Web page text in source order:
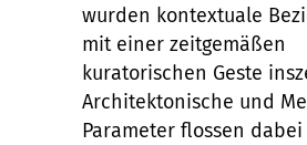
wurden kontextuale
mit einer zeitgemäßen
kuratorischen Geste
Architektonische und
Parameter flossen